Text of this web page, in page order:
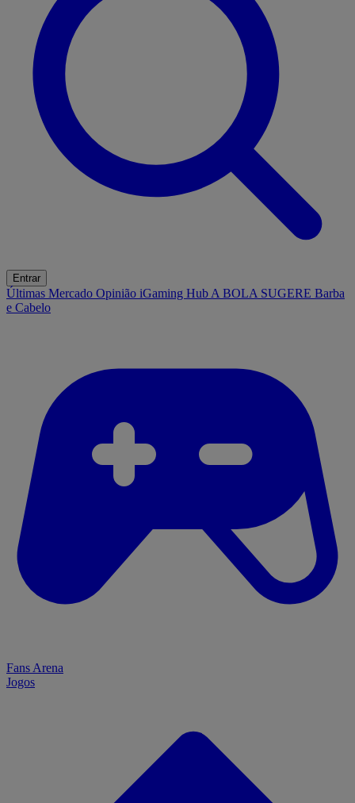
Entrar
Últimas Mercado Opinião iGaming Hub A BOLA SUGERE Barba
e Cabelo
Fans Arena
Jogos